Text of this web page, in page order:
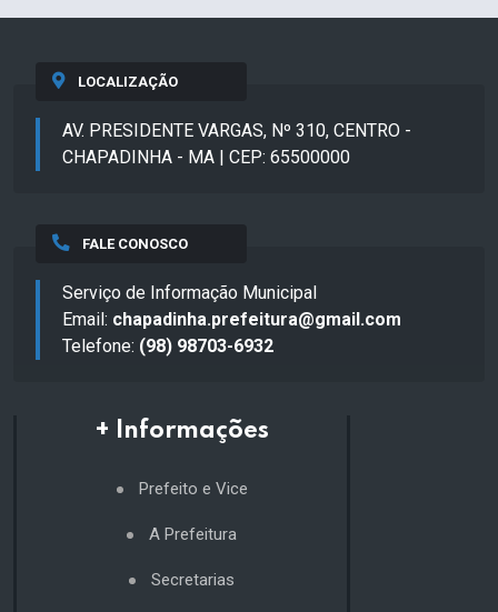
LOCALIZAÇÃO
AV. PRESIDENTE VARGAS, Nº 310, CENTRO -
CHAPADINHA - MA | CEP: 65500000
FALE CONOSCO
Serviço de Informação Municipal
Email: chapadinha.prefeitura@gmail.com
Telefone: (98) 98703-6932
+ Informações
Prefeito e Vice
A Prefeitura
Secretarias